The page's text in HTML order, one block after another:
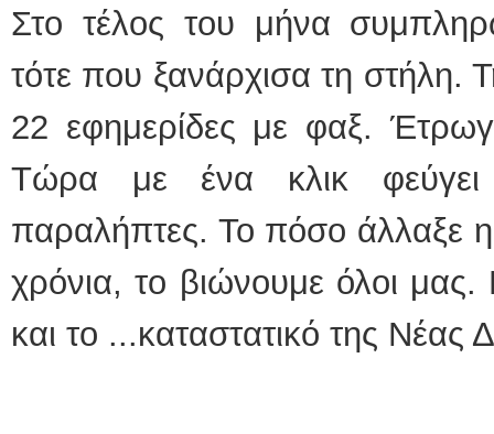
Στο τέλος του μήνα
τότε που ξανάρχισα τη στήλη.
22 εφημερίδες με φαξ.
Τώρα με ένα κλικ φεύγει
παραλήπτες. Το πόσο άλλαξε
χρόνια, το βιώνουμε όλοι μας.
και το ...καταστατικό της Νέας